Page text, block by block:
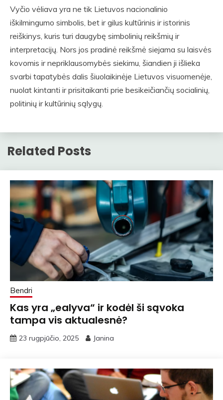
Vyčio vėliava yra ne tik Lietuvos nacionalinio
iškilmingumo simbolis, bet ir gilus kultūrinis ir istorinis
reiškinys, kuris turi daugybę simbolinių reikšmių ir
interpretacijų. Nors jos pradinė reikšmė siejama su laisvės
kovomis ir nepriklausomybės siekimu, šiandien ji išlieka
svarbi tapatybės dalis šiuolaikinėje Lietuvos visuomenėje,
nuolat kintanti ir prisitaikanti prie besikeičiančių socialinių,
politinių ir kultūrinių sąlygų.
Related Posts
Bendri
Kas yra „ealyva“ ir kodėl ši sąvoka
tampa vis aktualesnė?
23 rugpjūčio, 2025 Janina